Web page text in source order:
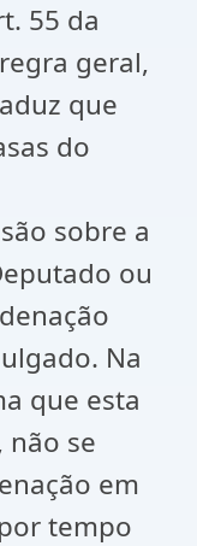
55 da
geral,
que
do
sobre a
ou
Na
que esta
se
em
tempo